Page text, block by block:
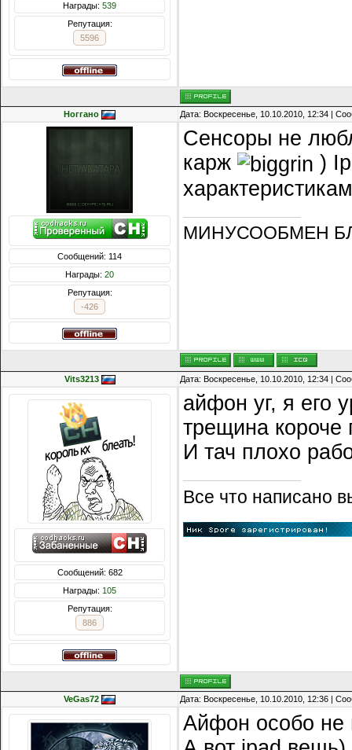
Награды: 539
Репутация:
5596
Hoггано Дата: Воскресенье, 10.10.2010, 12:34 |
Сообщений: 114
Награды: 20
Репутация:
-426
Сенсоры не
карж
)
МИНУСООБМЕН
Vits3213 Дата: Воскресенье, 10.10.2010, 12:34 |
Сообщений: 682
Награды: 105
Репутация:
886
айфон уг, я его
трещина
И тач плохо
Все что написано
VeGas72 Дата: Воскресенье, 10.10.2010, 12:36 |
Айфон особо не